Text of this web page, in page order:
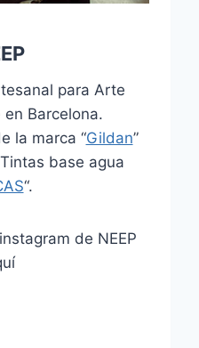
para Arte
Barcelona.
la marca “Gildan”
base agua
“.
de NEEP